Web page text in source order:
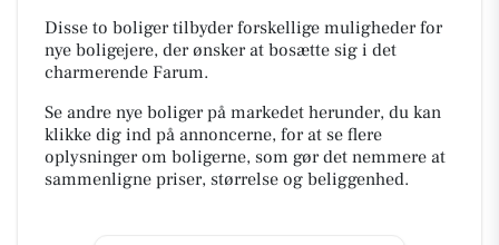
Disse to boliger tilbyder forskellige muligheder for
nye boligejere, der ønsker at bosætte sig i det
charmerende Farum.
Se andre nye boliger på markedet herunder, du kan
klikke dig ind på annoncerne, for at se flere
oplysninger om boligerne, som gør det nemmere at
sammenligne priser, størrelse og beliggenhed.